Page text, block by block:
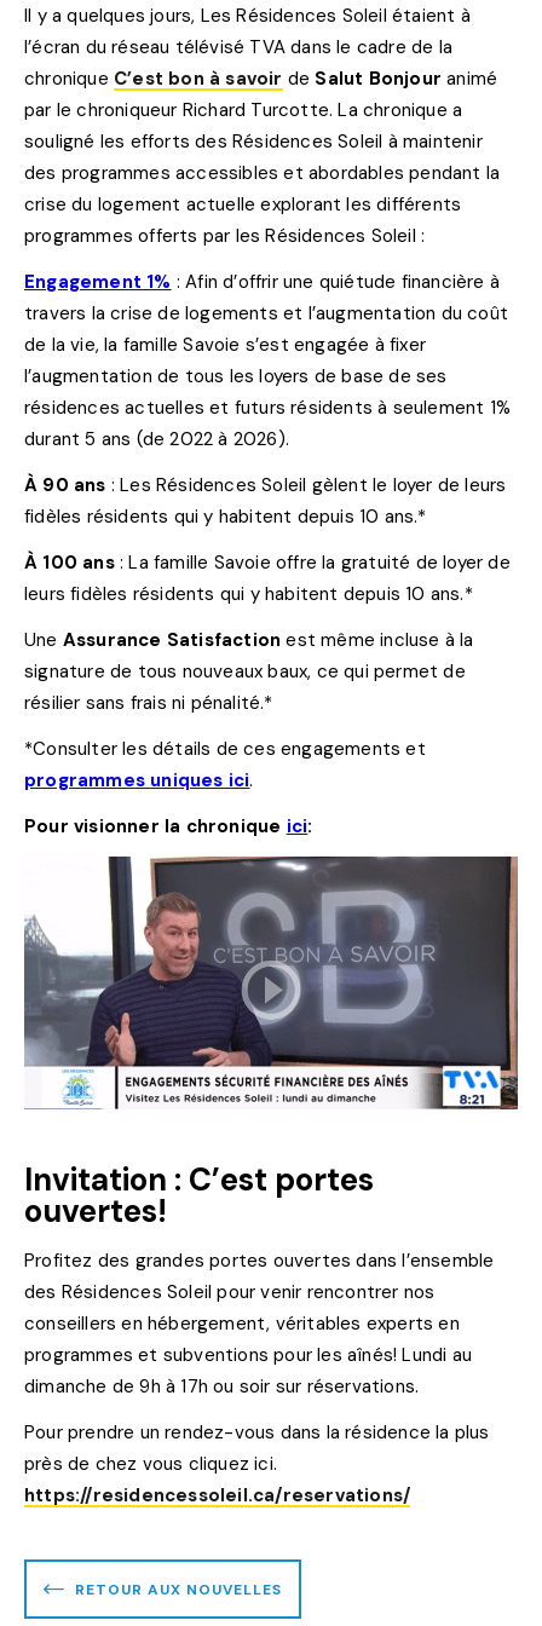
Il y a quelques jours, Les Résidences Soleil étaient à
l’écran du réseau télévisé TVA dans le cadre de la
chronique C’est bon à savoir de Salut Bonjour animé
par le chroniqueur Richard Turcotte. La chronique a
souligné les efforts des Résidences Soleil à maintenir
des programmes accessibles et abordables pendant la
crise du logement actuelle explorant les différents
programmes offerts par les Résidences Soleil :
Engagement 1% : Afin d’offrir une quiétude financière à
travers la crise de logements et l’augmentation du coût
de la vie, la famille Savoie s’est engagée à fixer
l’augmentation de tous les loyers de base de ses
résidences actuelles et futurs résidents à seulement 1%
durant 5 ans (de 2022 à 2026).
À 90 ans : Les Résidences Soleil gèlent le loyer de leurs
fidèles résidents qui y habitent depuis 10 ans.*
À 100 ans: La famille Savoie offre la gratuité de loyer de
leurs fidèles résidents qui y habitent depuis 10 ans.*
Une Assurance Satisfaction est même incluse à la
signature de tous nouveaux baux, ce qui permet de
résilier sans frais ni pénalité.*
*Consulter les détails de ces engagements et
programmes uniques ici.
Pour visionner la chronique ici:
Invitation : C’est portes
ouvertes!
Profitez des grandes portes ouvertes dans l’ensemble
des Résidences Soleil pour venir rencontrer nos
conseillers en hébergement, véritables experts en
programmes et subventions pour les aînés! Lundi au
dimanche de 9h à 17h ou soir sur réservations.
Pour prendre un rendez-vous dans la résidence la plus
près de chez vous cliquez ici.
https://residencessoleil.ca/reservations/
RETOUR AUX NOUVELLES